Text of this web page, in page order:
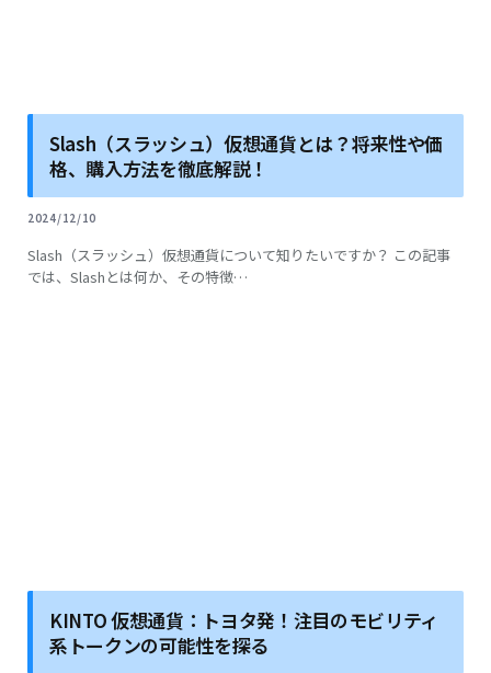
Slash（スラッシュ）仮想通貨とは？将来性や価
格、購入方法を徹底解説！
2024/12/10
Slash（スラッシュ）仮想通貨について知りたいですか？ この記事
では、Slashとは何か、その特徴…
KINTO 仮想通貨：トヨタ発！注目のモビリティ
系トークンの可能性を探る